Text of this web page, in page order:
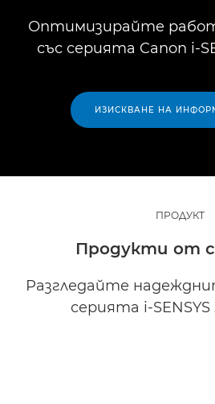
Оптимизирайте
със серията Canon i-
ИЗИСКВАНЕ НА
ПРОДУКТ
Продукти от
Разгледайте
серията i-SENSYS